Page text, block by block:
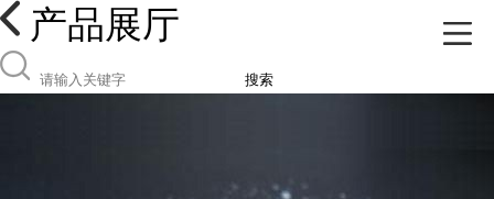
产品展厅
搜索